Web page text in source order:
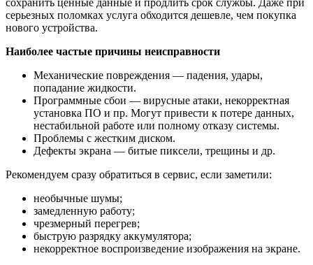
серьезных поломках услуга обходится дешевле, чем покупка
нового устройства.
Наиболее частые причины неисправности
Механические повреждения — падения, удары,
попадание жидкости.
Программные сбои — вирусные атаки, некорректная
установка ПО и пр. Могут привести к потере данных,
нестабильной работе или полному отказу системы.
Проблемы с жестким диском.
Дефекты экрана — битые пиксели, трещины и др.
Рекомендуем сразу обратиться в сервис, если заметили:
необычные шумы;
замедленную работу;
чрезмерный перегрев;
быструю разрядку аккумулятора;
некорректное воспроизведение изображения на экране.